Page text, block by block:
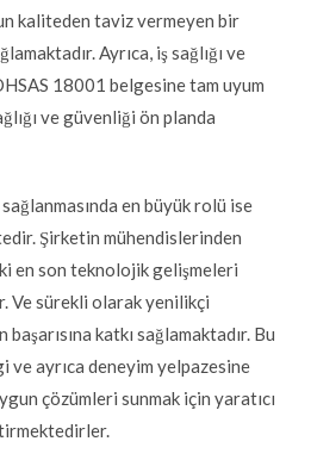
kaliteden taviz vermeyen bir
Ayrıca, iş sağlığı ve
18001 belgesine tam uyum
ve güvenliği ön planda
en büyük rolü ise
Şirketin mühendislerinden
en son teknolojik gelişmeleri
Ve sürekli olarak yenilikçi
katkı sağlamaktadır. Bu
ve ayrıca deneyim yelpazesine
çözümleri sunmak için yaratıcı